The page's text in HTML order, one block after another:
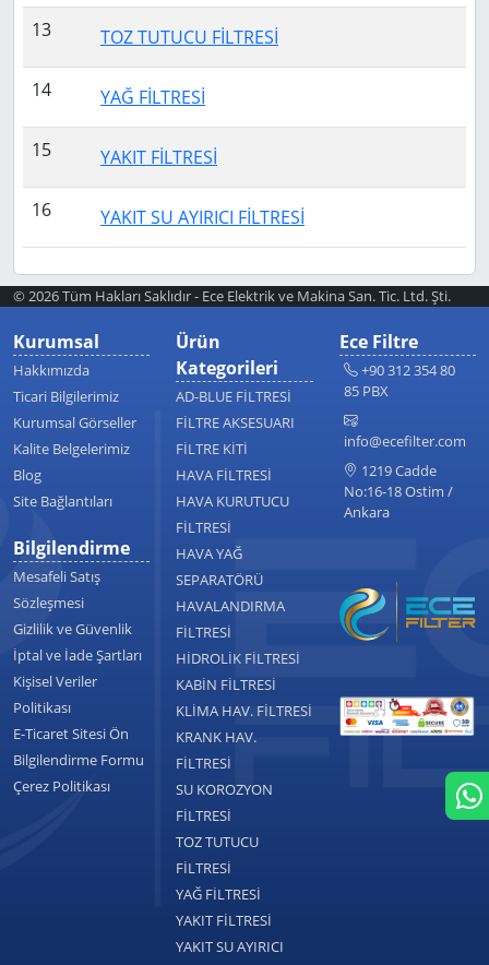
13 TOZ TUTUCU FİLTRESİ
14 YAĞ FİLTRESİ
15 YAKIT FİLTRESİ
16 YAKIT SU AYIRICI FİLTRESİ
© 2026 Tüm Hakları Saklıdır - Ece Elektrik ve Makina San. Tic. Ltd. Şti.
Kurumsal
Hakkımızda
Ticari Bilgilerimiz
Kurumsal Görseller
Kalite Belgelerimiz
Blog
Site Bağlantıları
Bilgilendirme
Mesafeli Satış
Sözleşmesi
Gizlilik ve Güvenlik
İptal ve İade Şartları
Kişisel Veriler
Politikası
E-Ticaret Sitesi Ön
Bilgilendirme Formu
Çerez Politikası
Ürün
Kategorileri
AD-BLUE FİLTRESİ
FİLTRE AKSESUARI
FİLTRE KİTİ
HAVA FİLTRESİ
HAVA KURUTUCU
FİLTRESİ
HAVA YAĞ
SEPARATÖRÜ
HAVALANDIRMA
FİLTRESİ
HİDROLİK FİLTRESİ
KABİN FİLTRESİ
KLİMA HAV. FİLTRESİ
KRANK HAV.
FİLTRESİ
SU KOROZYON
FİLTRESİ
TOZ TUTUCU
FİLTRESİ
YAĞ FİLTRESİ
YAKIT FİLTRESİ
YAKIT SU AYIRICI
Ece Filtre
+90 312 354 80
85 PBX
info@ecefilter.com
1219 Cadde
No:16-18 Ostim /
Ankara